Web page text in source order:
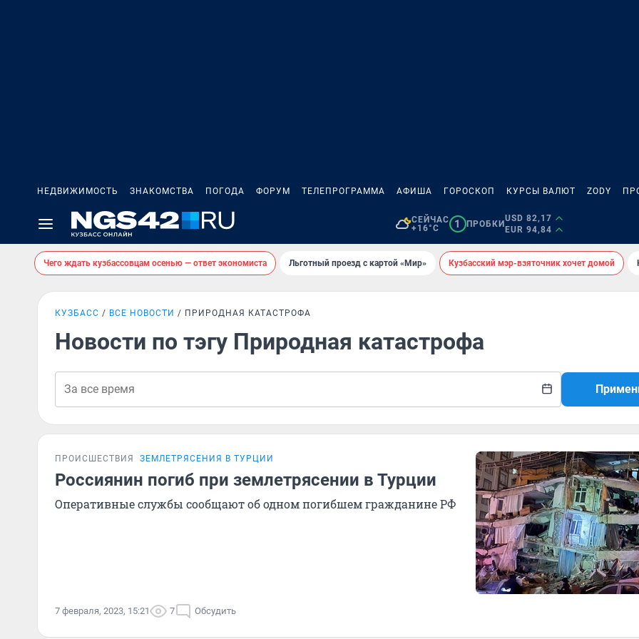
НЕДВИЖИМОСТЬ ЗНАКОМСТВА ПОГОДА ФОРУМ ТЕЛЕПРОГРАММА АФИША ГОРОСКОП КУРСЫ ВАЛЮТ ZODY
СЕЙЧАС
+16°C
1 ПРОБКИ
USD 82,17
EUR 94,84
Чего ждать кузбассовцам осенью — ответ экономиста Льготный проезд с картой «Мир» Кузбасский мэр-взяточник хочет домой
КУЗБАСС ВСЕ НОВОСТИ ПРИРОДНАЯ КАТАСТРОФА
Новости по тэгу Природная катастрофа
ПРОИСШЕСТВИЯ ЗЕМЛЕТРЯСЕНИЯ В ТУРЦИИ
Россиянин погиб при землетрясении в Турции
Оперативные службы сообщают об одном погибшем гражданине РФ
7 февраля, 2023, 15:21 7 Обсудить